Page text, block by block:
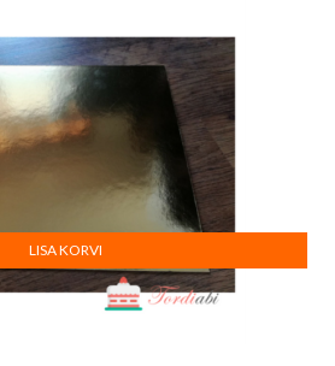
LISA KORVI